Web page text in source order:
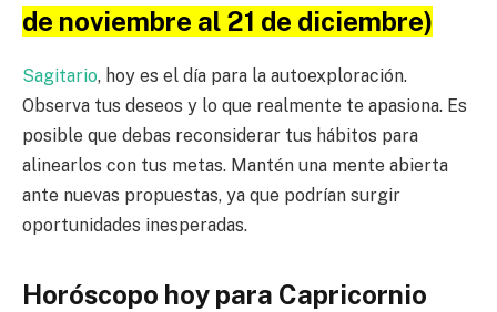
de noviembre al 21 de diciembre)
Sagitario, hoy es el día para la autoexploración.
Observa tus deseos y lo que realmente te apasiona. Es
posible que debas reconsiderar tus hábitos para
alinearlos con tus metas. Mantén una mente abierta
ante nuevas propuestas, ya que podrían surgir
oportunidades inesperadas.
Horóscopo hoy para Capricornio